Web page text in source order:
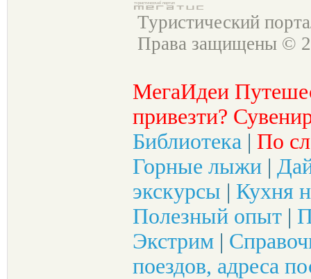
Туристический
Права защищены ©
МегаИдеи
привезти?
Библиотека | По
Горные лыжи |
экскурсы | Кухня
Полезный опыт |
Экстрим |
поездов, адреса